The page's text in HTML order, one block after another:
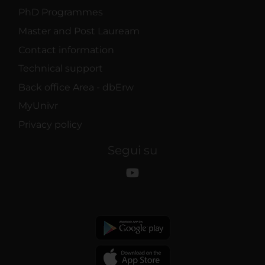
PhD Programmes
Master and Post Lauream
Contact information
Technical support
Back office Area - dbErw
MyUnivr
Privacy policy
Segui su